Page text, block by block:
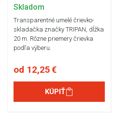
Skladom
Transparentné umelé črievko-
skladačka značky TRIPAN, dĺžka
20 m. Rôzne priemery črievka
podľa výberu.
od 12,25 €
KÚPIŤ